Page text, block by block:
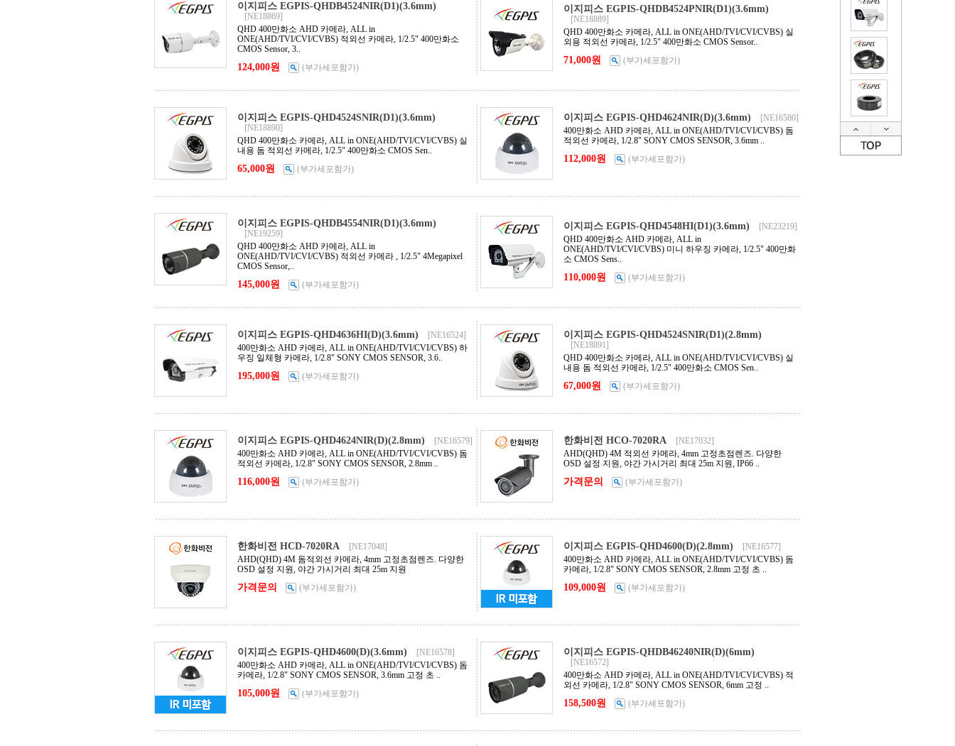
이지피스 EGPIS-QHDB4524NIR(D1)(3.6mm)
[NE18869]
QHD 400만화소 AHD 카메라, ALL in
ONE(AHD/TVI/CVI/CVBS) 적외선 카메라, 1/2.5" 400만화소
CMOS Sensor, 3..
124,000원 (부가세포함가)
이지피스 EGPIS-QHDB4524PNIR(D1)(3.6mm)
[NE18889]
QHD 400만화소 카메라, ALL in ONE(AHD/TVI/CVI/CVBS) 실
외용 적외선 카메라, 1/2.5" 400만화소 CMOS Sensor..
71,000원 (부가세포함가)
이지피스 EGPIS-QHD4524SNIR(D1)(3.6mm)
[NE18890]
QHD 400만화소 카메라, ALL in ONE(AHD/TVI/CVI/CVBS) 실
내용 돔 적외선 카메라, 1/2.5" 400만화소 CMOS Sen..
65,000원 (부가세포함가)
이지피스 EGPIS-QHD4624NIR(D)(3.6mm)
[NE16580]
400만화소 AHD 카메라, ALL in ONE(AHD/TVI/CVI/CVBS) 돔
적외선 카메라, 1/2.8" SONY CMOS SENSOR, 3.6mm ..
112,000원 (부가세포함가)
이지피스 EGPIS-QHDB4554NIR(D1)(3.6mm)
[NE19259]
QHD 400만화소 AHD 카메라, ALL in
ONE(AHD/TVI/CVI/CVBS) 적외선 카메라 , 1/2.5" 4Megapixel
CMOS Sensor,..
145,000원 (부가세포함가)
이지피스 EGPIS-QHD4548HI(D1)(3.6mm)
[NE23219]
QHD 400만화소 AHD 카메라, ALL in
ONE(AHD/TVI/CVI/CVBS) 미니 하우징 카메라, 1/2.5" 400만화
소 CMOS Sens..
110,000원 (부가세포함가)
이지피스 EGPIS-QHD4636HI(D)(3.6mm)
[NE16524]
400만화소 AHD 카메라, ALL in ONE(AHD/TVI/CVI/CVBS) 하
우징 일체형 카메라, 1/2.8" SONY CMOS SENSOR, 3.6..
195,000원 (부가세포함가)
이지피스 EGPIS-QHD4524SNIR(D1)(2.8mm)
[NE18891]
QHD 400만화소 카메라, ALL in ONE(AHD/TVI/CVI/CVBS) 실
내용 돔 적외선 카메라, 1/2.5" 400만화소 CMOS Sen..
67,000원 (부가세포함가)
이지피스 EGPIS-QHD4624NIR(D)(2.8mm)
[NE16579]
400만화소 AHD 카메라, ALL in ONE(AHD/TVI/CVI/CVBS) 돔
적외선 카메라, 1/2.8" SONY CMOS SENSOR, 2.8mm ..
116,000원 (부가세포함가)
한화비전 HCO-7020RA
[NE17032]
AHD(QHD) 4M 적외선 카메라, 4mm 고정초점렌즈. 다양한
OSD 설정 지원, 야간 가시거리 최대 25m 지원, IP66 ..
가격문의 (부가세포함가)
한화비전 HCD-7020RA
[NE17048]
AHD(QHD) 4M 돔적외선 카메라, 4mm 고정초점렌즈. 다양한
OSD 설정 지원, 야간 가시거리 최대 25m 지원
가격문의 (부가세포함가)
이지피스 EGPIS-QHD4600(D)(2.8mm)
[NE16577]
400만화소 AHD 카메라, ALL in ONE(AHD/TVI/CVI/CVBS) 돔
카메라, 1/2.8" SONY CMOS SENSOR, 2.8mm 고정 초 ..
109,000원 (부가세포함가)
이지피스 EGPIS-QHD4600(D)(3.6mm)
[NE16578]
400만화소 AHD 카메라, ALL in ONE(AHD/TVI/CVI/CVBS) 돔
카메라, 1/2.8" SONY CMOS SENSOR, 3.6mm 고정 초 ..
105,000원 (부가세포함가)
이지피스 EGPIS-QHDB46240NIR(D)(6mm)
[NE16572]
400만화소 AHD 카메라, ALL in ONE(AHD/TVI/CVI/CVBS) 적
외선 카메라, 1/2.8" SONY CMOS SENSOR, 6mm 고정 ..
158,500원 (부가세포함가)